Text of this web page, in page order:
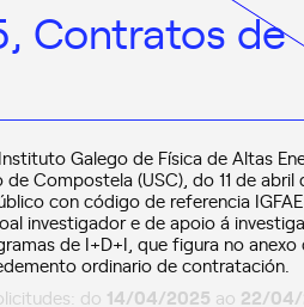
Contratos de
Galego de Física de Altas
Compostela (USC), do 11 de
con código de referencia
investigador e de apoio á
de I+D+I, que figura no anexo
ordinario de contratación.
do 14/04/2025 ao 22/